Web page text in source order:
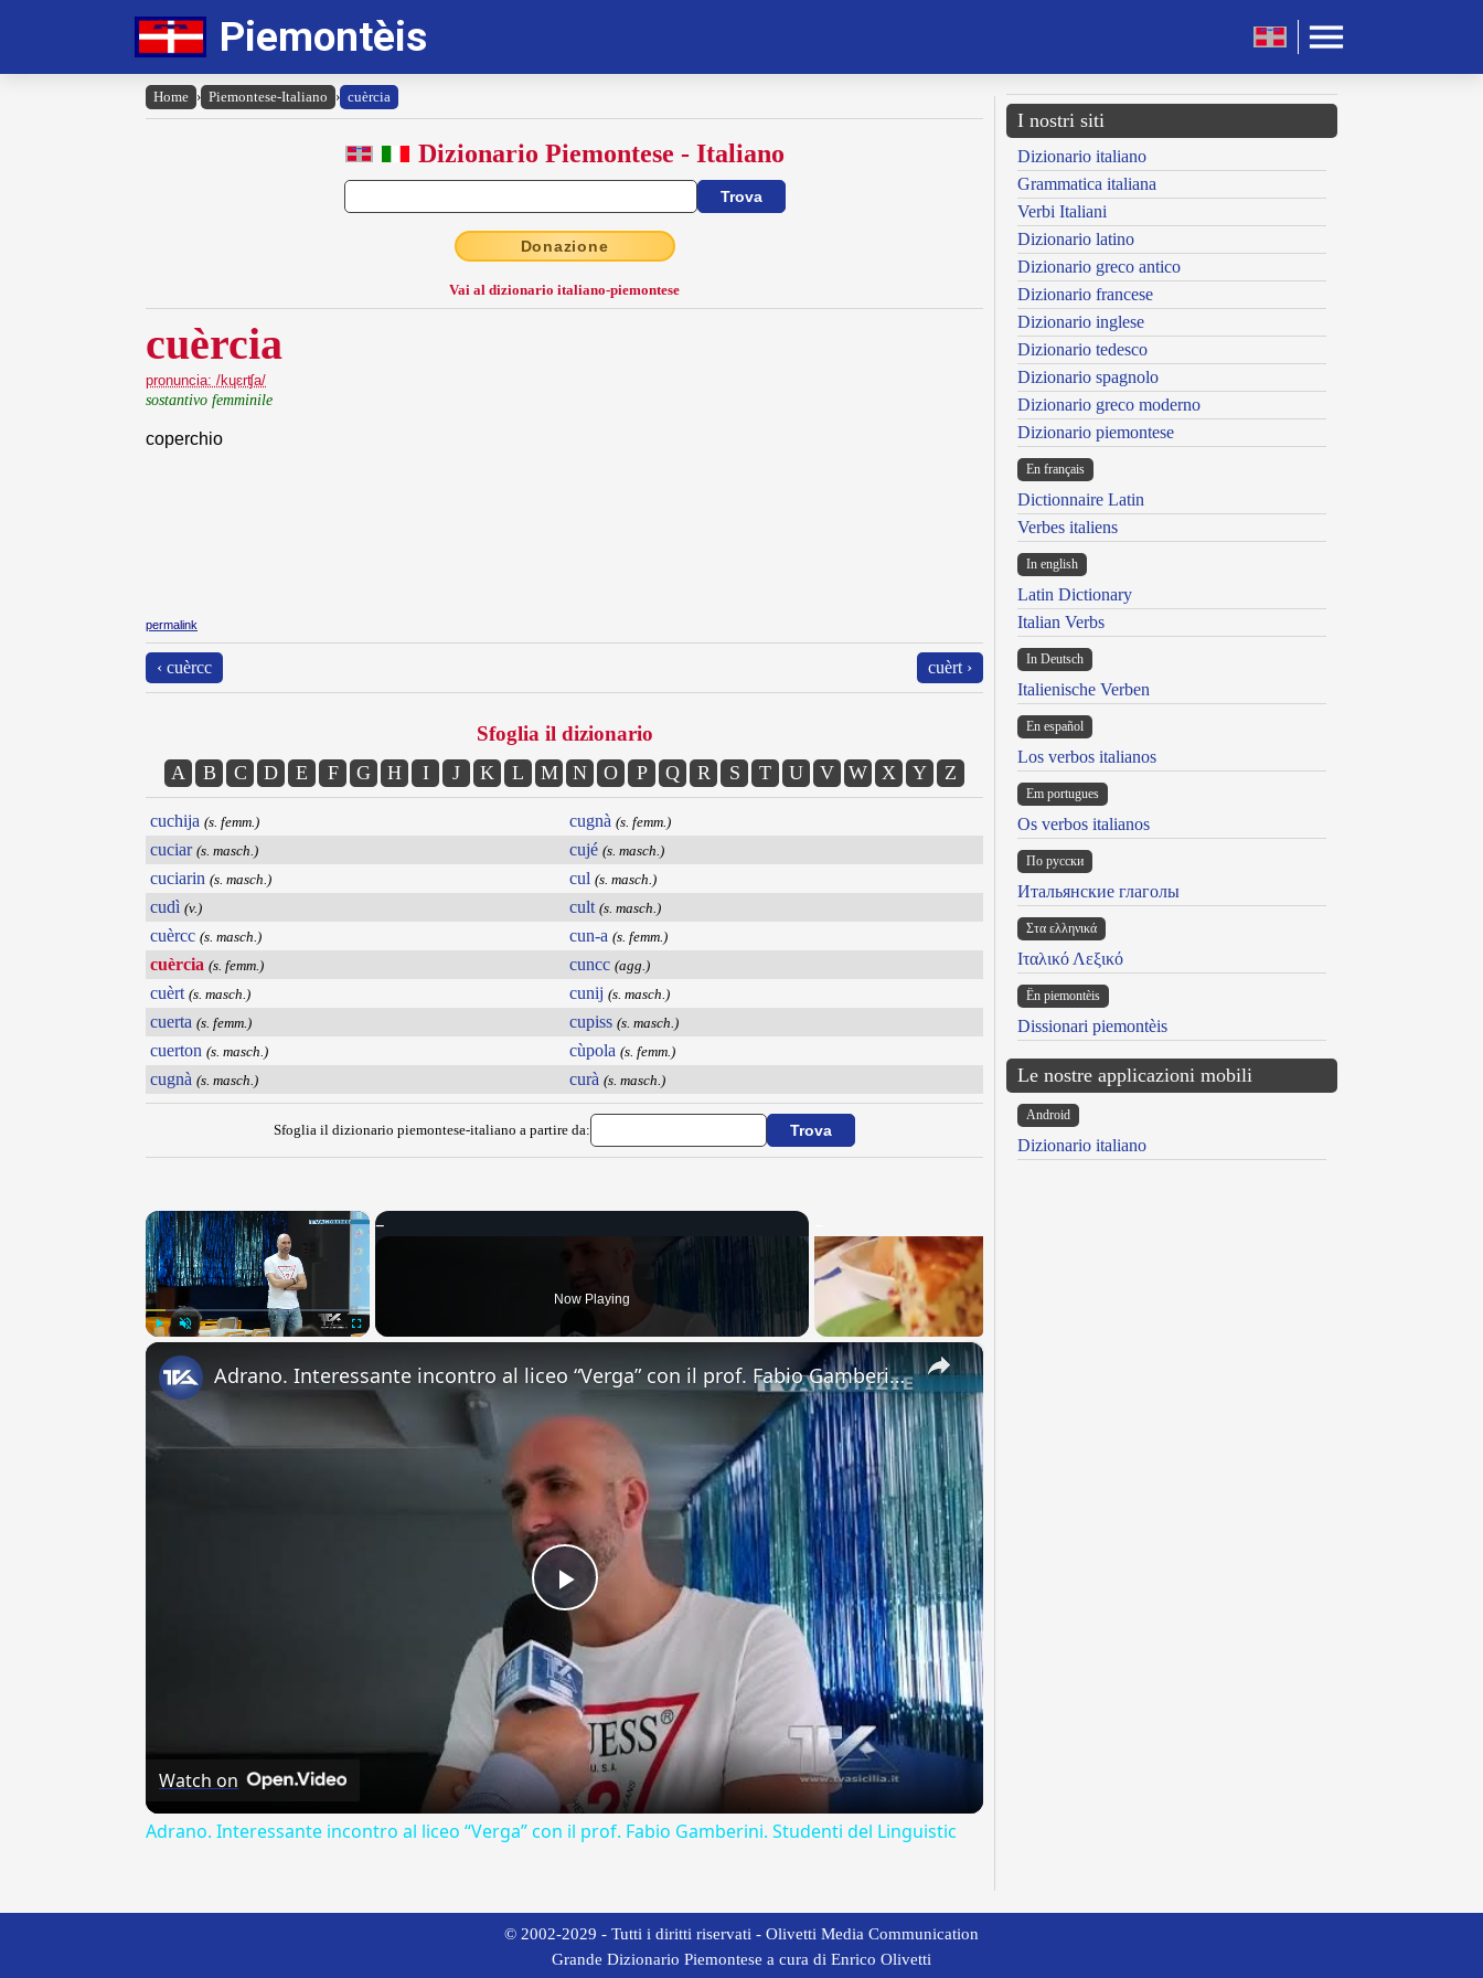
Piemontèis
Home › Piemontese-Italiano › cuèrcia
Dizionario Piemontese - Italiano
Donazione
Vai al dizionario italiano-piemontese
cuèrcia
pronuncia: /kɥɛrʧa/
sostantivo femminile
coperchio
permalink
‹ cuèrcc cuèrt ›
Sfoglia il dizionario
A B C D E F G H I J K L M N O P Q R S T U V W X Y Z
cuchija (s. femm.)
cuciar (s. masch.)
cuciarin (s. masch.)
cudì (v.)
cuèrcc (s. masch.)
cuèrcia (s. femm.)
cuèrt (s. masch.)
cuerta (s. femm.)
cuerton (s. masch.)
cugnà (s. masch.)
cugnà (s. femm.)
cujé (s. masch.)
cul (s. masch.)
cult (s. masch.)
cun-a (s. femm.)
cuncc (agg.)
cunij (s. masch.)
cupiss (s. masch.)
cùpola (s. femm.)
curà (s. masch.)
Sfoglia il dizionario piemontese-italiano a partire da:
×
Now Playing
×
Play
Video
Adrano. Interessante incontro al liceo “Verga” con il prof. Fabio Gamberini. Studenti del Linguistic
Watch on
Adrano. Interessante incontro al liceo “Verga” con il prof. Fabio Gamberini. Studenti del Linguistic
I nostri siti
Dizionario italiano
Grammatica italiana
Verbi Italiani
Dizionario latino
Dizionario greco antico
Dizionario francese
Dizionario inglese
Dizionario tedesco
Dizionario spagnolo
Dizionario greco moderno
Dizionario piemontese
En français
Dictionnaire Latin
Verbes italiens
In english
Latin Dictionary
Italian Verbs
In Deutsch
Italienische Verben
En español
Los verbos italianos
Em portugues
Os verbos italianos
По русски
Итальянские глаголы
Στα ελληνικά
Ιταλικό Λεξικό
Ën piemontèis
Dissionari piemontèis
Le nostre applicazioni mobili
Android
Dizionario italiano
© 2002-2029 - Tutti i diritti riservati - Olivetti Media Communication
Grande Dizionario Piemontese a cura di Enrico Olivetti